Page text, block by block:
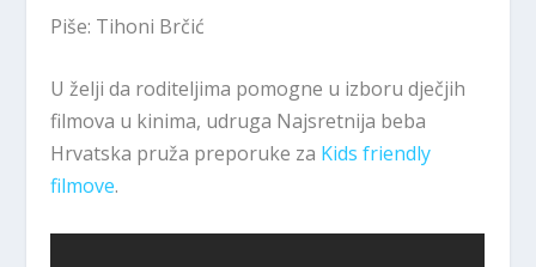
Piše: Tihoni Brčić
U želji da roditeljima pomogne u izboru dječjih
filmova u kinima, udruga Najsretnija beba
Hrvatska pruža preporuke za Kids friendly
filmove.